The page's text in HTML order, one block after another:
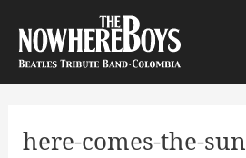
content
here-comes-the-sun